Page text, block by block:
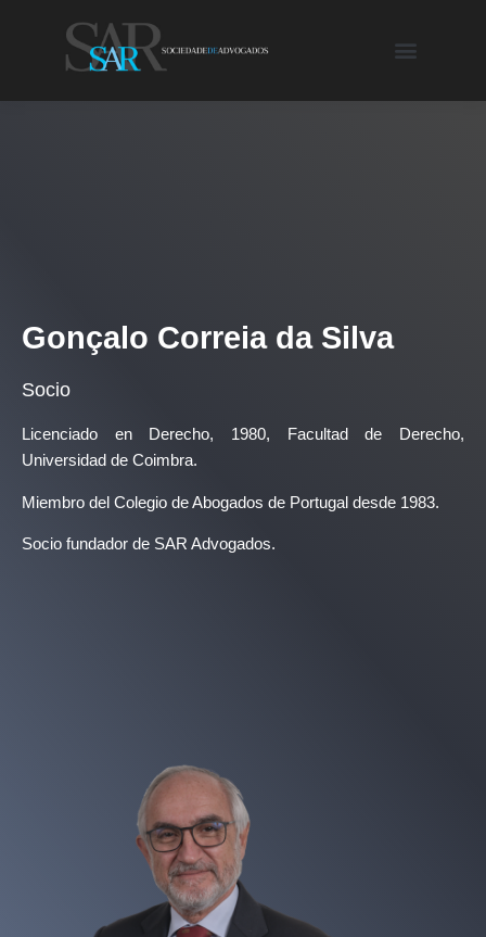
Gonçalo Correia da Silva
Socio
Licenciado en Derecho, 1980, Facultad de Derecho,
Universidad de Coimbra.
Miembro del Colegio de Abogados de Portugal desde 1983.
Socio fundador de SAR Advogados.